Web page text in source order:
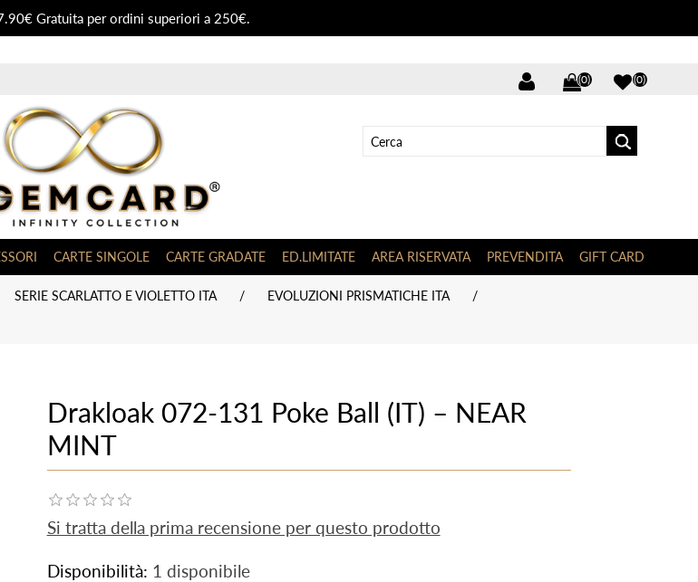
Gratuita per ordini superiori a 250€.
(0) (0)
CARTE SINGOLE CARTE GRADATE ED.LIMITATE AREA RISERVATA PREVENDITA GIFT CARD
SERIE SCARLATTO E VIOLETTO ITA / EVOLUZIONI PRISMATICHE ITA
/
Drakloak 072-131 Poke Ball (IT) – NEAR
MINT
Si tratta della prima recensione per questo prodotto
Disponibilità: 1 disponibile